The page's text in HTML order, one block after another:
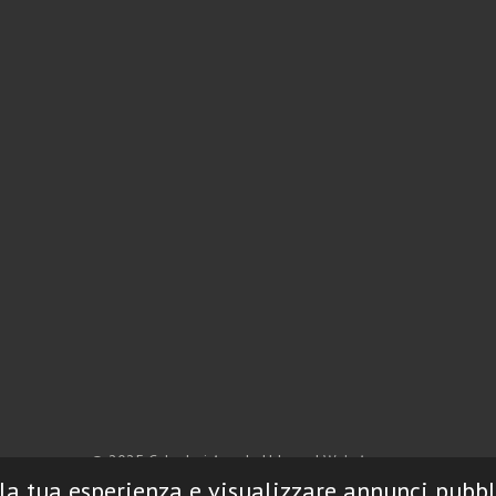
© 2025 Calzolari Arredo Urbano | Web Agency